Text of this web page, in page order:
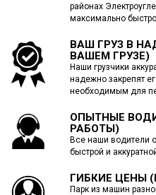
районах
максимально
ВАШ ГРУЗ В
ВАШЕМ ГРУЗЕ)
Наши грузчики
надежно закрепят
необходимым для
ОПЫТНЫЕ
РАБОТЫ)
Все наши водители
быстрой и
ГИБКИЕ ЦЕНЫ
Парк из машин